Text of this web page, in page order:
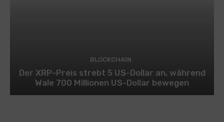
BLOCKCHAIN
Der XRP-Preis strebt 5 US-Dollar an, während
Wale 700 Millionen US-Dollar bewegen